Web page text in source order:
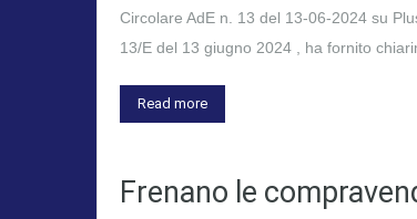
Circolare AdE n. 13 del 13-06-2024 su
13/E del 13 giugno 2024 , ha fornito
Read more
Frenano le